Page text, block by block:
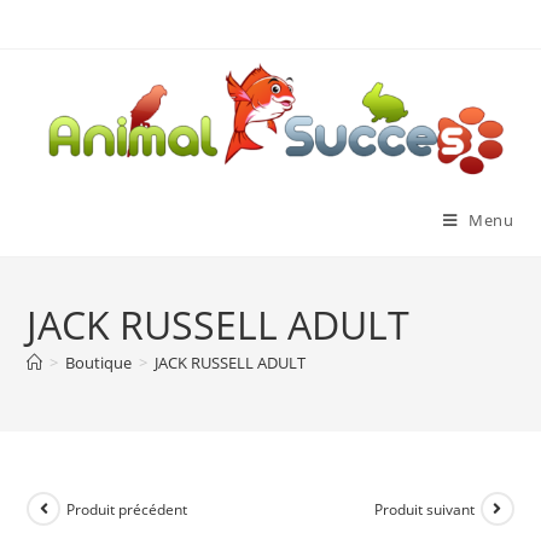
Menu
JACK RUSSELL ADULT
> Boutique > JACK RUSSELL ADULT
Produit précédent Produit suivant